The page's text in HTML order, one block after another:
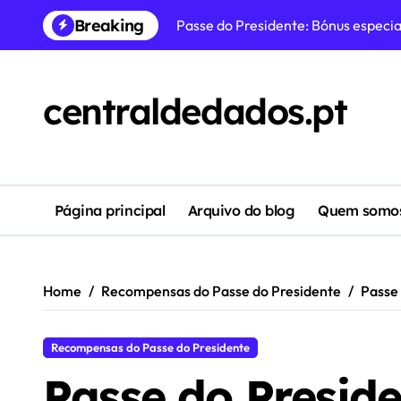
content
Breaking
Prémios da Pista do Evento:
Passe do Presidente:
Prémios do Evento:
Reclamações Semanais:
Prémios do Evento: Prémios
centraldedados.pt
Página principal Arquivo do blog Quem
Home Recompensas do Passe do Presidente
Recompensas do Passe do Presidente